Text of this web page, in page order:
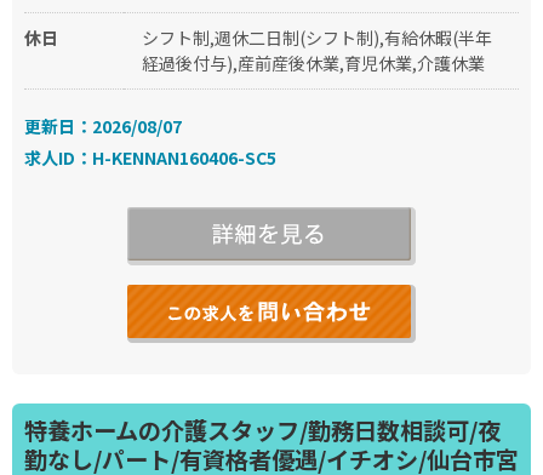
休日
シフト制,週休二日制(シフト制),有給休暇(半年
経過後付与),産前産後休業,育児休業,介護休業
更新日：2026/08/07
求人ID：H-KENNAN160406-SC5
特養ホームの介護スタッフ/勤務日数相談可/夜
勤なし/パート/有資格者優遇/イチオシ/仙台市宮